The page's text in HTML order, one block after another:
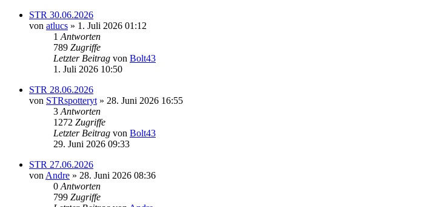
STR 30.06.2026
von atlucs » 1. Juli 2026 01:12
1 Antworten
789 Zugriffe
Letzter Beitrag von Bolt43
1. Juli 2026 10:50
STR 28.06.2026
von STRspotteryt » 28. Juni 2026 16:55
3 Antworten
1272 Zugriffe
Letzter Beitrag von Bolt43
29. Juni 2026 09:33
STR 27.06.2026
von Andre » 28. Juni 2026 08:36
0 Antworten
799 Zugriffe